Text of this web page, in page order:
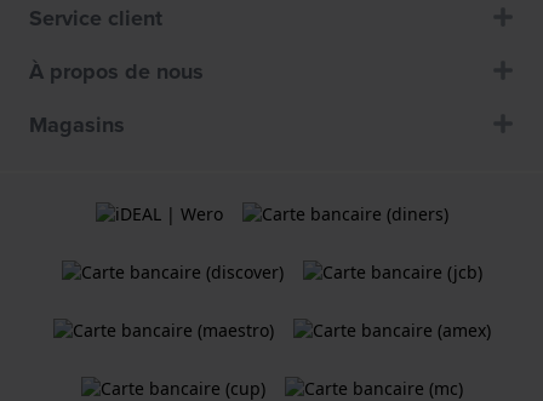
Service client
À propos de nous
Magasins